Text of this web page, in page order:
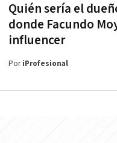
Quién sería el
donde Facundo
influencer
PoriProfesional